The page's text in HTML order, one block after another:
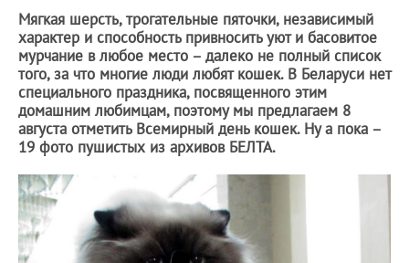
Мягкая шерсть, трогательные пяточки, независимый
характер и способность привносить уют и басовитое
мурчание в любое место – далеко не полный список
того, за что многие люди любят кошек. В Беларуси нет
специального праздника, посвященного этим
домашним любимцам, поэтому мы предлагаем 8
августа отметить Всемирный день кошек. Ну а пока –
19 фото пушистых из архивов БЕЛТА.